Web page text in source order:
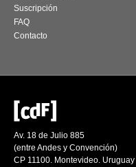
Suscripción
FAQ
Contacto
Av. 18 de Julio 885
(entre Andes y Convención)
CP 11100. Montevideo. Uruguay